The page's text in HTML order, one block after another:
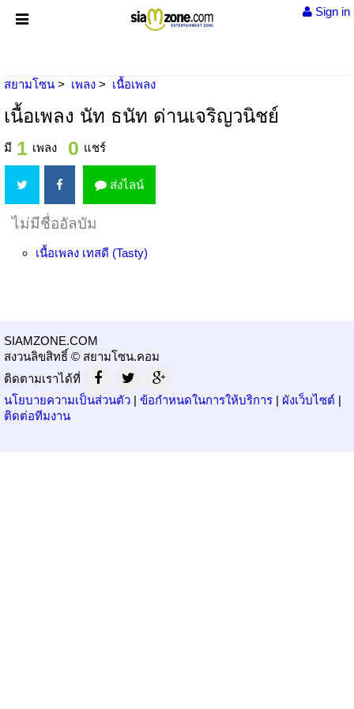
Sign in
สยามโซน เพลง เนื้อเพลง
เนื้อเพลง นัท ธนัท ด่านเจริญวนิชย์
มี 1 เพลง 0 แชร์
ส่งไลน์
ไม่มีชื่ออัลบัม
เนื้อเพลง เทสดี (Tasty)
SIAMZONE.COM
สงวนลิขสิทธิ์ © สยามโซน.คอม
ติดตามเราได้ที่
นโยบายความเป็นส่วนตัว | ข้อกำหนดในการให้บริการ | ผังเว็บไซต์ |
ติดต่อทีมงาน